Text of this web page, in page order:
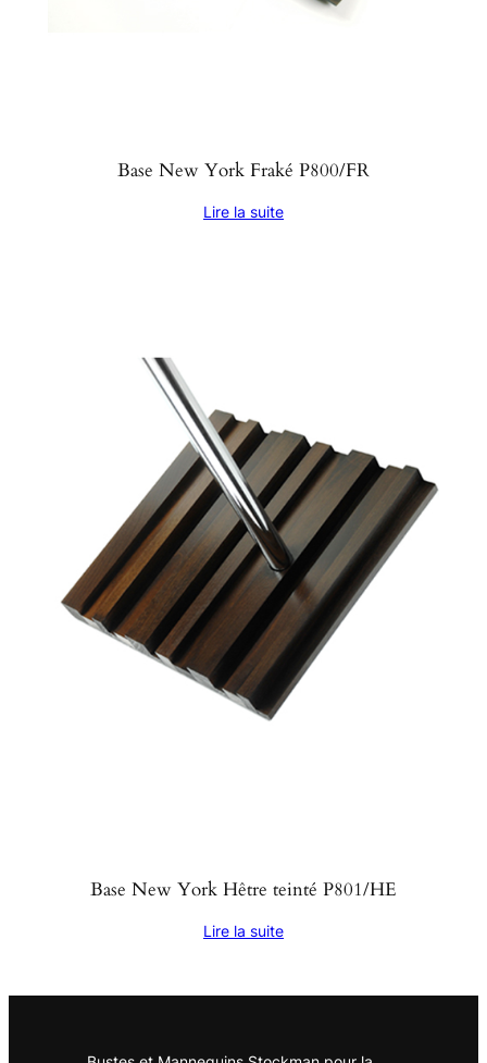
Base New York Fraké P800/FR
Lire la suite
Base New York Hêtre teinté P801/HE
Lire la suite